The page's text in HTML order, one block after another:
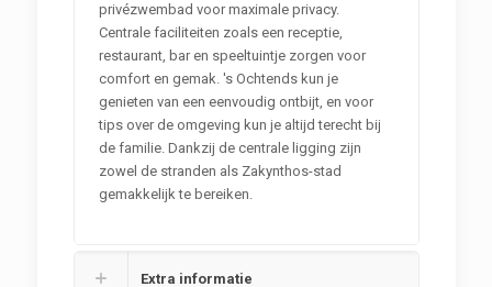
privézwembad voor maximale privacy.
Centrale faciliteiten zoals een receptie,
restaurant, bar en speeltuintje zorgen voor
comfort en gemak. 's Ochtends kun je
genieten van een eenvoudig ontbijt, en voor
tips over de omgeving kun je altijd terecht bij
de familie. Dankzij de centrale ligging zijn
zowel de stranden als Zakynthos-stad
gemakkelijk te bereiken.
Extra informatie